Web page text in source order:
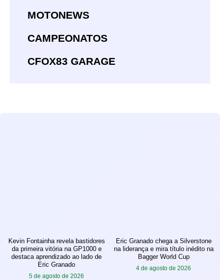
MOTONEWS
CAMPEONATOS
CFOX83 GARAGE
Kevin Fontainha revela bastidores
da primeira vitória na GP1000 e
destaca aprendizado ao lado de
Eric Granado
5 de agosto de 2026
Eric Granado chega a Silverstone
na liderança e mira título inédito na
Bagger World Cup
4 de agosto de 2026